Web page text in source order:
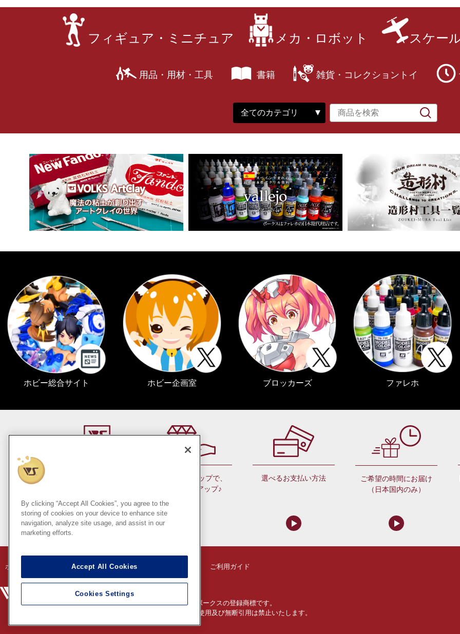
フィギュア・ミニチュア メカ・ロボット スケー
用品・用材・工具 書籍 雑貨・コレクショントイ
ホビー総合サイト ホビー企画室 ブロッカーズ ファレホ
（日本国内のみ）
会員ランクアップで、
ポイントもアップ♪
選べるお支払い方法
ご希望の時間にお届け
（日本国内のみ）
ボークス ホビー天国 オンラインストア 特定商法に基づく表示 ご利用ガイド
創作造形©造形村/ボークス
HIGH-SPEC GARAGE KIT は株式会社ボークスの登録商標です。
※このコンテンツ内の情報、画像の二次使用及び無断引用は禁止いたします。
By clicking “Accept All Cookies”, you agree to the
storing of cookies on your device to enhance site
navigation, analyze site usage, and assist in our
marketing efforts.
Accept All Cookies
Cookies Settings